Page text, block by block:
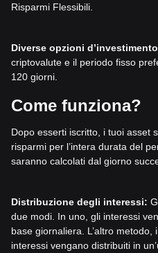
Risparmi Flessibili.
Diverse opzioni
criptovalute e il periodo fisso
120 giorni.
Come funziona?
Dopo esserti iscritto, i tuoi asset
risparmi per l’intera durata del
saranno calcolati dal giorno
Distribuzione degli interessi:
due modi. In uno, gli interessi
base giornaliera. L’altro
interessi vengano distribuiti in